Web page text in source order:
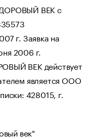
ВЕК с
г. Заявка на
2006 г.
ВЕК действует
является ООО
428015, г.
век"